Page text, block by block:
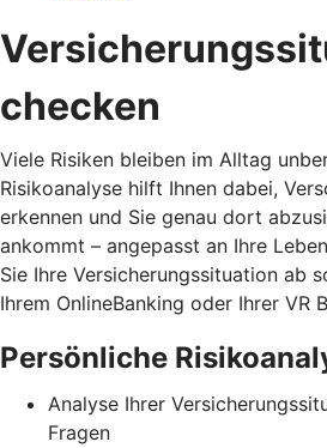
checken
Viele Risiken bleiben im Alltag
Risikoanalyse hilft Ihnen dabei,
erkennen und Sie genau dort
ankommt – angepasst an Ihre
Sie Ihre Versicherungssituation ab
Ihrem OnlineBanking oder Ihrer VR
Persönliche
Analyse Ihrer
Fragen